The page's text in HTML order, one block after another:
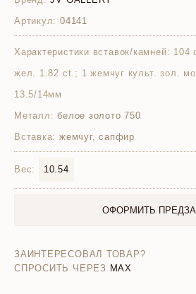
Артикул: 04141
Характеристики вставок/камней: 104
жел. 1.82 ct.; 1 жемчуг культ. зол.
13.5/14мм
Металл: белое золото 750
Вставка: жемчуг, сапфир
Вес: 10.54
ОФОРМИТЬ
ЗАИНТЕРЕСОВАЛ ТОВАР?
СПРОСИТЬ ЧЕРЕЗ MAX